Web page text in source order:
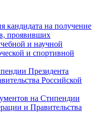
кандидата на получение
проявивших
и научной
и спортивной
Президента
Российской
на Стипендии
и Правительства